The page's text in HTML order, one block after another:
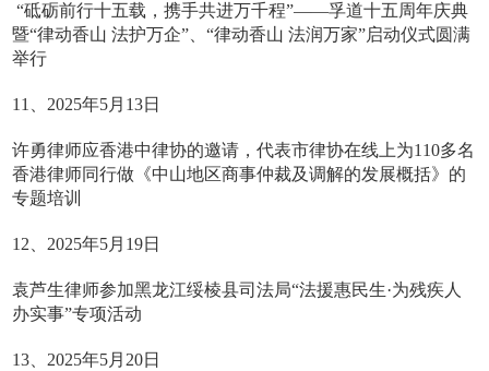
“砥砺前行十五载，携手共进万千程”——孚道十五周年庆典
暨“律动香山 法护万企”、“律动香山 法润万家”启动仪式圆满
举行
11、2025年5月13日
许勇律师应香港中律协的邀请，代表市律协在线上为110多名
香港律师同行做《中山地区商事仲裁及调解的发展概括》的
专题培训
12、2025年5月19日
袁芦生律师参加黑龙江绥棱县司法局“法援惠民生·为残疾人
办实事”专项活动
13、2025年5月20日